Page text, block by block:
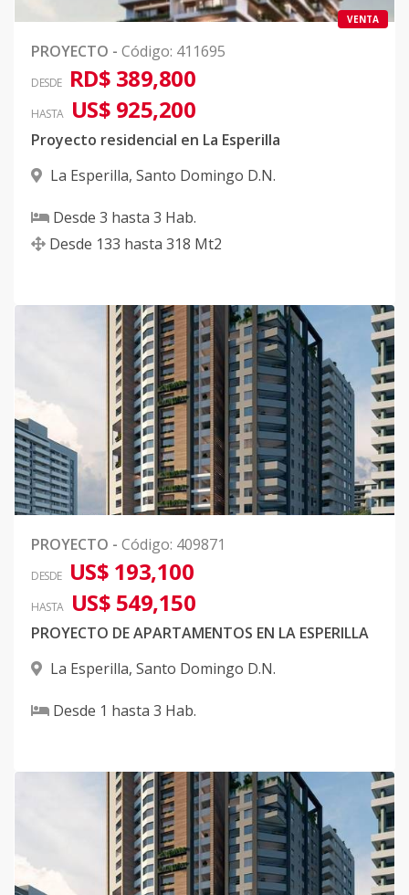
VENTA
PROYECTO - Código: 411695
DESDE RD$ 389,800
HASTA US$ 925,200
Proyecto residencial en La Esperilla
La Esperilla, Santo Domingo D.N.
Desde 3 hasta 3 Hab.
Desde 133 hasta 318 Mt2
PROYECTO - Código: 409871
DESDE US$ 193,100
HASTA US$ 549,150
PROYECTO DE APARTAMENTOS EN LA ESPERILLA
La Esperilla, Santo Domingo D.N.
Desde 1 hasta 3 Hab.